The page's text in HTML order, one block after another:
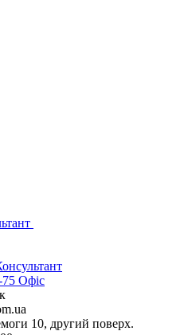
75 Офіс
10, другий поверх.